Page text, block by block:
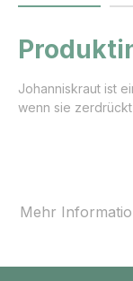
Johanniskraut ist
wenn sie
Mehr